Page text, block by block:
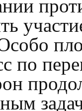
по